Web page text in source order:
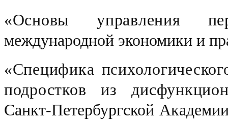
«Основы управления
международной экономики и
«Специфика
подростков из
Санкт-Петербургской